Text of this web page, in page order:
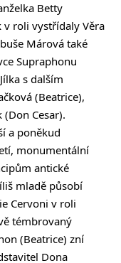
Betty
v roli vystřídaly Věra
Márová také
Supraphonu
s dalším
(Beatrice),
Cesar).
a poněkud
monumentální
antické
mladě působí
Cervoni v roli
témbrovaný
(Beatrice) zní
Dona